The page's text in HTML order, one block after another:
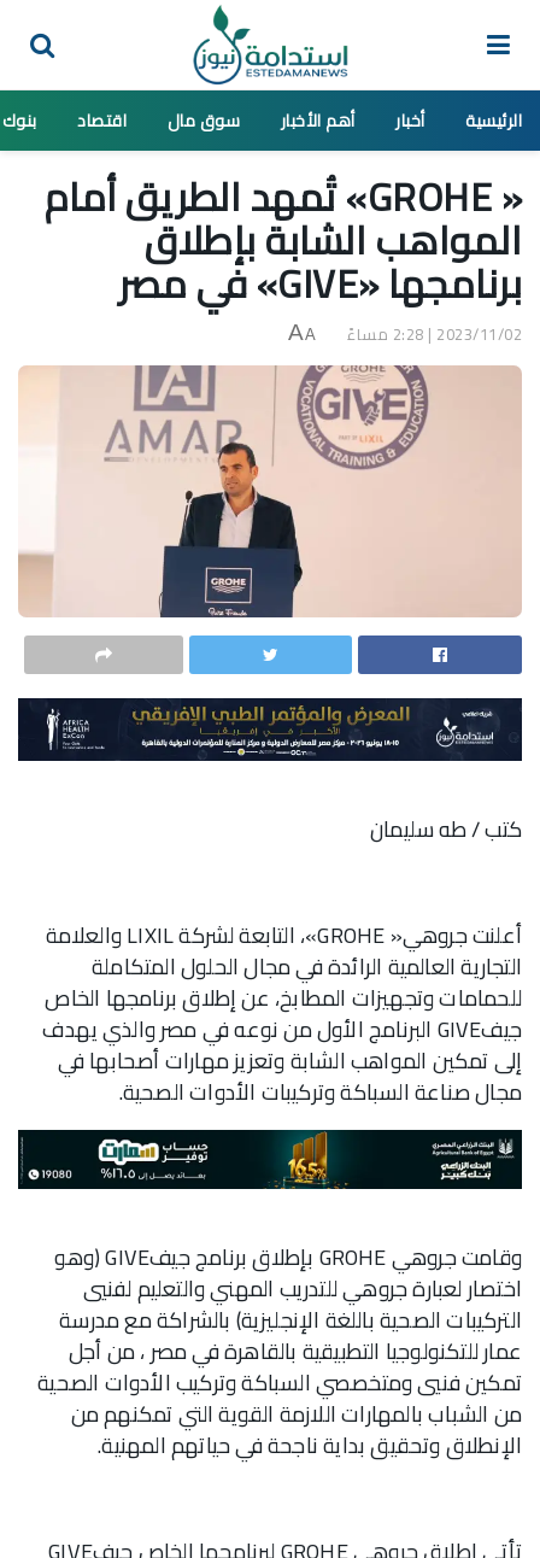
الرئيسية أخبار أهم الأخبار سوق مال اقتصاد بنوك
« GROHE» تُمهد الطريق أمام
المواهب الشابة بإطلاق
برنامجها «GIVE» في مصر
2023/11/02 | 2:28 مساءً A
A
كتب / طه سليمان
أعلنت جروهي« GROHE»، التابعة لشركة LIXIL والعلامة
التجارية العالمية الرائدة في مجال الحلول المتكاملة
للحمامات وتجهيزات المطابخ، عن إطلاق برنامجها الخاص
جيفGIVE البرنامج الأول من نوعه في مصر والذي يهدف
إلى تمكين المواهب الشابة وتعزيز مهارات أصحابها في
مجال صناعة السباكة وتركيبات الأدوات الصحية.
وقامت جروهي GROHE بإطلاق برنامج جيفGIVE (وهو
اختصار لعبارة جروهي للتدريب المهني والتعليم لفنيي
التركيبات الصحية باللغة الإنجليزية) بالشراكة مع مدرسة
عمار للتكنولوجيا التطبيقية بالقاهرة في مصر ، من أجل
تمكين فنيي ومتخصصي السباكة وتركيب الأدوات الصحية
من الشباب بالمهارات اللازمة القوية التي تمكنهم من
الإنطلاق وتحقيق بداية ناجحة في حياتهم المهنية.